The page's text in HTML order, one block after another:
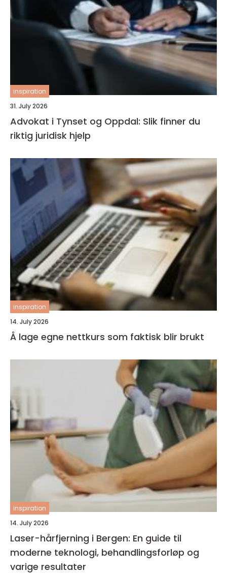
inspiration
31. July 2026
Advokat i Tynset og Oppdal: Slik finner du
riktig juridisk hjelp
inspiration
14. July 2026
Å lage egne nettkurs som faktisk blir brukt
inspiration
14. July 2026
Laser-hårfjerning i Bergen: En guide til
moderne teknologi, behandlingsforløp og
varige resultater